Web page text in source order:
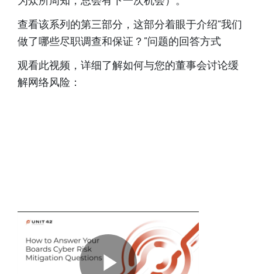
查看该系列的第三部分，这部分着眼于介绍“我们
做了哪些尽职调查和保证？”问题的回答方式
观看此视频，详细了解如何与您的董事会讨论缓
解网络风险：